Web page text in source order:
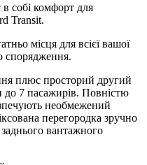
собі комфорт для
Transit.
місця для всієї вашої
спорядження.
плюс просторий другий
до 7 пасажирів. Повністю
необмежений
перегородка зручно
заднього вантажного